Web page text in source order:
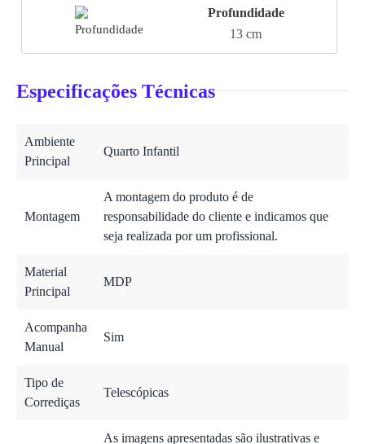
Profundidade
13 cm
Especificações Técnicas
Ambiente
Principal
Quarto Infantil
Montagem
A montagem do produto é de
responsabilidade do cliente e indicamos que
seja realizada por um profissional.
Material
Principal
MDP
Acompanha
Manual
Sim
Tipo de
Corrediças
Telescópicas
As imagens apresentadas são ilustrativas e